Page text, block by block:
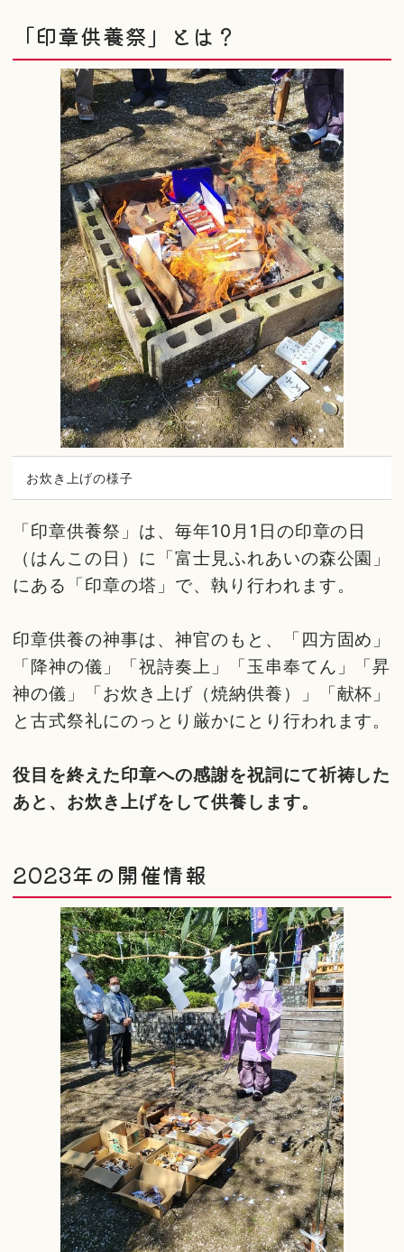
「印章供養祭」とは？
お炊き上げの様子
「印章供養祭」は、毎年10月1日の印章の日
（はんこの日）に「富士見ふれあいの森公園」
にある「印章の塔」で、執り行われます。
印章供養の神事は、神官のもと、「四方固め」
「降神の儀」「祝詩奏上」「玉串奉てん」「昇
神の儀」「お炊き上げ（焼納供養）」「献杯」
と古式祭礼にのっとり厳かにとり行われます。
役目を終えた印章への感謝を祝詞にて祈祷した
あと、お炊き上げをして供養します。
2023年の開催情報